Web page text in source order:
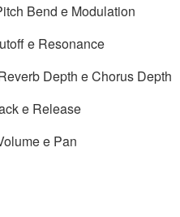
Bend e Modulation
e Resonance
Depth e Chorus Depth
e Release
e Pan